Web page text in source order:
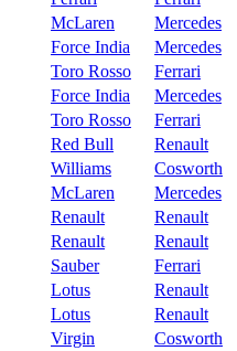
McLaren
Mercedes
Force India
Mercedes
Toro Rosso
Ferrari
Force India
Mercedes
Toro Rosso
Ferrari
Red Bull
Renault
Williams
Cosworth
McLaren
Mercedes
Renault
Renault
Renault
Renault
Sauber
Ferrari
Lotus
Renault
Lotus
Renault
Virgin
Cosworth